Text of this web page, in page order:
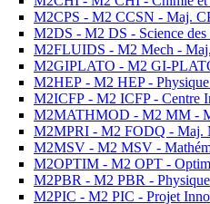
M2CPS - M2 CCSN - Maj.
M2DS - M2 DS - Science des
M2FLUIDS - M2 Mech -
M2GIPLATO - M2 GI-
M2HEP - M2 HEP - Physique
M2ICFP - M2 ICFP - Centre
M2MATHMOD - M2 MM -
M2MPRI - M2 FODQ - Maj.
M2MSV - M2 MSV -
M2OPTIM - M2 OPT -
M2PBR - M2 PBR -
M2PIC - M2 PIC - Projet